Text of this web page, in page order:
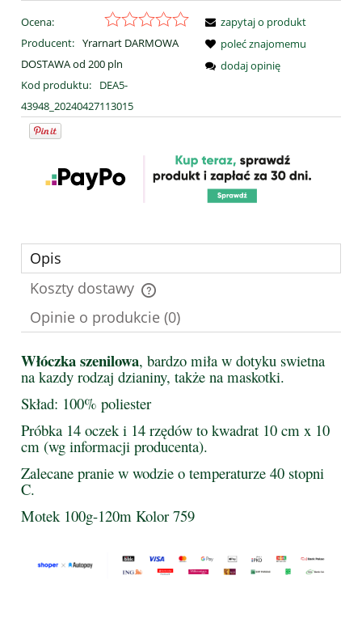
Ocena:
Producent: Yrarnart DARMOWA
DOSTAWA od 200 pln
Kod produktu:
DEA5-
43948_20240427113015
zapytaj o produkt
poleć znajomemu
dodaj opinię
Opis
Koszty dostawy
Cena nie zawiera ewentualnych kosztów płatności
Opinie o produkcie (0)
Włóczka szenilowa, bardzo miła w dotyku swietna
na kazdy rodzaj dzianiny, także na maskotki.
Skład: 100% poliester
Próbka 14 oczek i 14 rzędów to kwadrat 10 cm x 10
cm (wg informacji producenta).
Zalecane pranie w wodzie o temperaturze 40 stopni
C.
Motek 100g-120m Kolor 759